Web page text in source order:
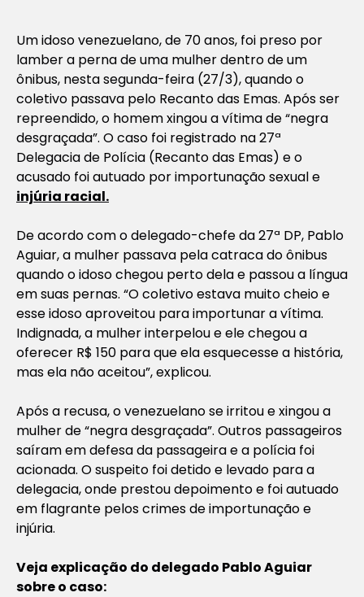
Um idoso venezuelano, de 70 anos, foi preso por
lamber a perna de uma mulher dentro de um
ônibus, nesta segunda-feira (27/3), quando o
coletivo passava pelo Recanto das Emas. Após ser
repreendido, o homem xingou a vítima de “negra
desgraçada”. O caso foi registrado na 27ª
Delegacia de Polícia (Recanto das Emas) e o
acusado foi autuado por importunação sexual e
injúria racial.
De acordo com o delegado-chefe da 27ª DP, Pablo
Aguiar, a mulher passava pela catraca do ônibus
quando o idoso chegou perto dela e passou a língua
em suas pernas. “O coletivo estava muito cheio e
esse idoso aproveitou para importunar a vítima.
Indignada, a mulher interpelou e ele chegou a
oferecer R$ 150 para que ela esquecesse a história,
mas ela não aceitou”, explicou.
Após a recusa, o venezuelano se irritou e xingou a
mulher de “negra desgraçada”. Outros passageiros
saíram em defesa da passageira e a polícia foi
acionada. O suspeito foi detido e levado para a
delegacia, onde prestou depoimento e foi autuado
em flagrante pelos crimes de importunação e
injúria.
Veja explicação do delegado Pablo Aguiar
sobre o caso: